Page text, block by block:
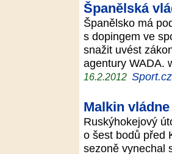
Španělská
Španělsko má
s dopingem ve
snažit uvést
agentury WADA.
16.2.2012 Sport.cz
Malkin
Ruskýhokejový
o šest bodů před
sezoně vynechal